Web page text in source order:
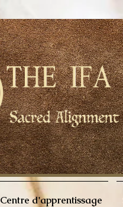
Centre d'apprentissage